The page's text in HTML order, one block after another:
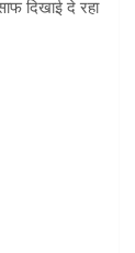
दिखाई दे रहा